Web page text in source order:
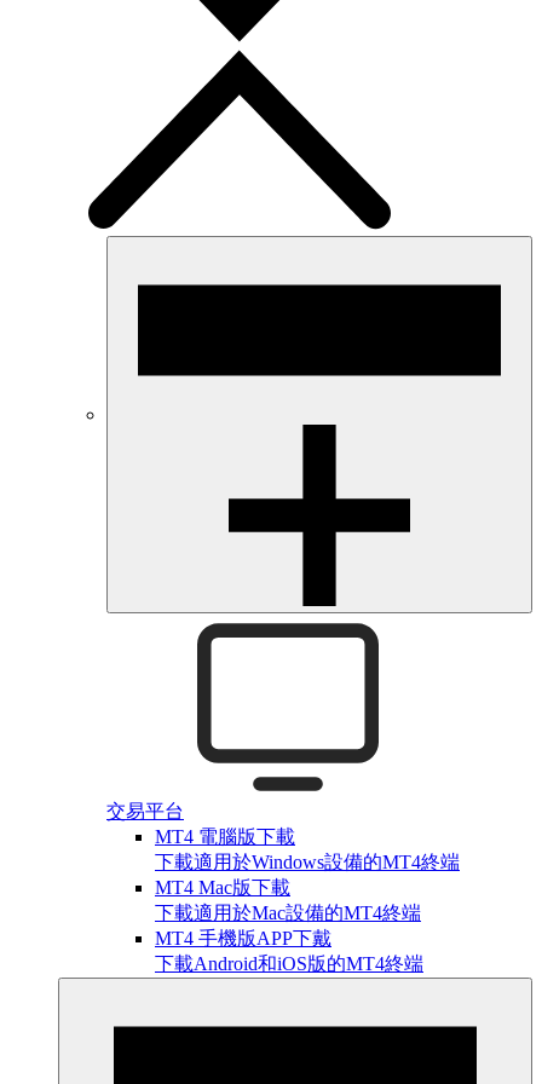
交易平台
MT4 電腦版下載
下載適用於Windows設備的MT4終端
MT4 Mac版下載
下載適用於Mac設備的MT4終端
MT4 手機版APP下戴
下載Android和iOS版的MT4終端